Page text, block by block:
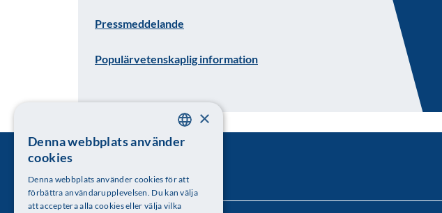
Pressmeddelande
Populärvetenskaplig information
SWEDISH
×
Denna webbplats använder
cookies
Denna webbplats använder cookies för att
förbättra användarupplevelsen. Du kan välja
att acceptera alla cookies eller välja vilka